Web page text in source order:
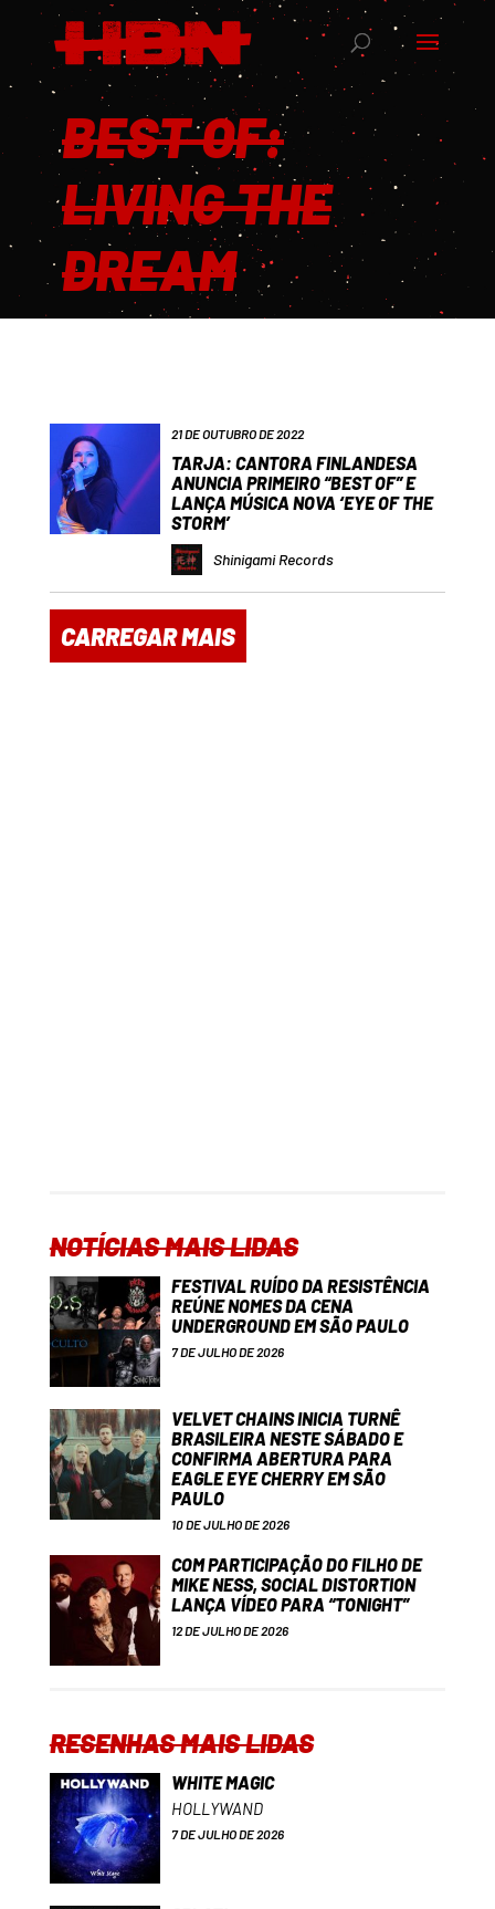
BEST OF:
LIVING THE
DREAM
21 DE OUTUBRO DE 2022
TARJA: CANTORA FINLANDESA
ANUNCIA PRIMEIRO “BEST OF” E
LANÇA MÚSICA NOVA ‘EYE OF THE
STORM’
Shinigami Records
CARREGAR MAIS
NOTÍCIAS MAIS LIDAS
FESTIVAL RUÍDO DA RESISTÊNCIA
REÚNE NOMES DA CENA
UNDERGROUND EM SÃO PAULO
7 DE JULHO DE 2026
VELVET CHAINS INICIA TURNÊ
BRASILEIRA NESTE SÁBADO E
CONFIRMA ABERTURA PARA
EAGLE EYE CHERRY EM SÃO
PAULO
10 DE JULHO DE 2026
COM PARTICIPAÇÃO DO FILHO DE
MIKE NESS, SOCIAL DISTORTION
LANÇA VÍDEO PARA “TONIGHT”
12 DE JULHO DE 2026
RESENHAS MAIS LIDAS
WHITE MAGIC
HOLLYWAND
7 DE JULHO DE 2026